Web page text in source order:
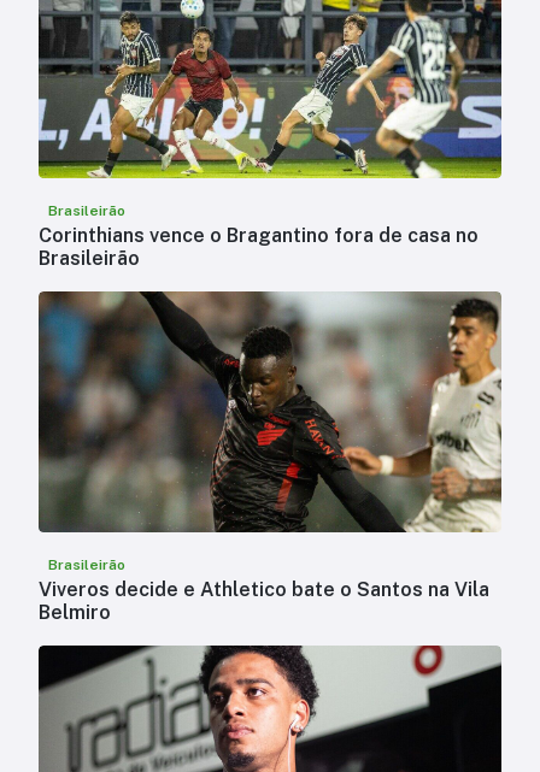
Brasileirão
Corinthians vence o Bragantino fora de casa no
Brasileirão
Brasileirão
Viveros decide e Athletico bate o Santos na Vila
Belmiro